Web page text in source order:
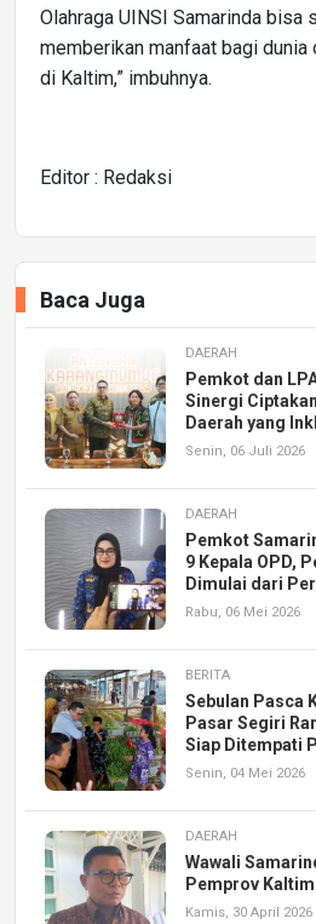
Olahraga UINSI Samarinda bisa
memberikan manfaat bagi dunia
di Kaltim,” imbuhnya.
Editor : Redaksi
Baca Juga
DAERAH
Pemkot dan
Sinergi
Daerah yang
Senin, 06 Juli 2026
DAERAH
Pemkot
9 Kepala OPD,
Dimulai dari
Rabu, 06 Mei 2026
BERITA
Sebulan Pasca
Pasar Segiri
Siap Ditempati
Senin, 04 Mei 2026
DAERAH
Wawali
Pemprov
Kamis, 30 April 2026